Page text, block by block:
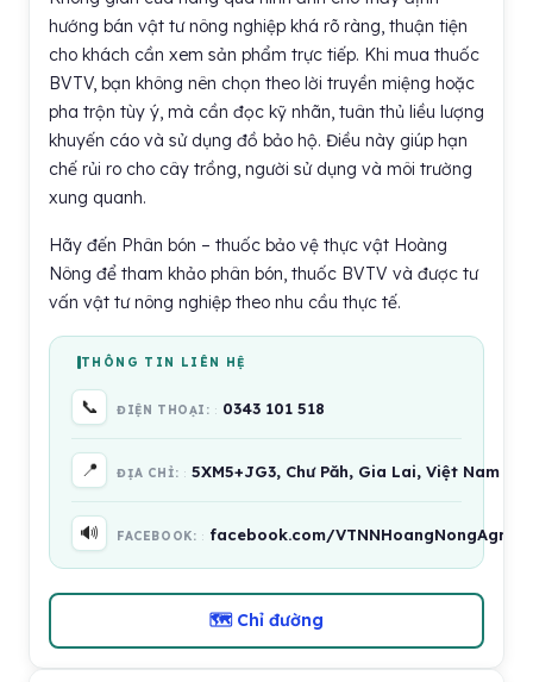
hướng bán vật tư nông nghiệp khá rõ ràng, thuận tiện
cho khách cần xem sản phẩm trực tiếp. Khi mua thuốc
BVTV, bạn không nên chọn theo lời truyền miệng hoặc
pha trộn tùy ý, mà cần đọc kỹ nhãn, tuân thủ liều lượng
khuyến cáo và sử dụng đồ bảo hộ. Điều này giúp hạn
chế rủi ro cho cây trồng, người sử dụng và môi trường
xung quanh.
Hãy đến Phân bón – thuốc bảo vệ thực vật Hoàng
Nông để tham khảo phân bón, thuốc BVTV và được tư
vấn vật tư nông nghiệp theo nhu cầu thực tế.
THÔNG TIN LIÊN HỆ
📞 ĐIỆN THOẠI: 0343 101 518
📍 ĐỊA CHỈ: 5XM5+JG3, Chư Păh, Gia Lai, Việt Nam
🔊 FACEBOOK: facebook.com/VTNNHoangNongAgri
🗺 Chỉ đường